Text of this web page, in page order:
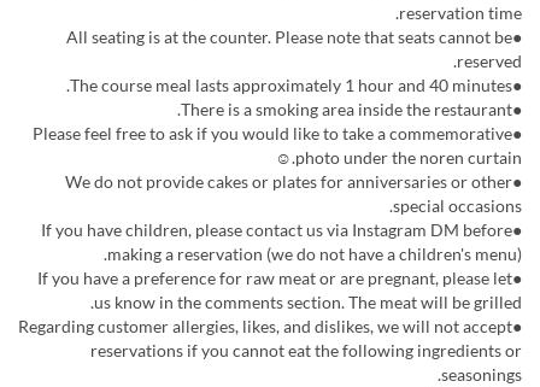
reservation time.
●All seating is at the counter. Please note that seats cannot be
reserved.
●The course meal lasts approximately 1 hour and 40 minutes.
●There is a smoking area inside the restaurant.
●Please feel free to ask if you would like to take a commemorative
photo under the noren curtain.☺︎
●We do not provide cakes or plates for anniversaries or other
special occasions.
●If you have children, please contact us via Instagram DM before
making a reservation (we do not have a children's menu).
●If you have a preference for raw meat or are pregnant, please let
us know in the comments section. The meat will be grilled.
●Regarding customer allergies, likes, and dislikes, we will not accept
reservations if you cannot eat the following ingredients or
seasonings.